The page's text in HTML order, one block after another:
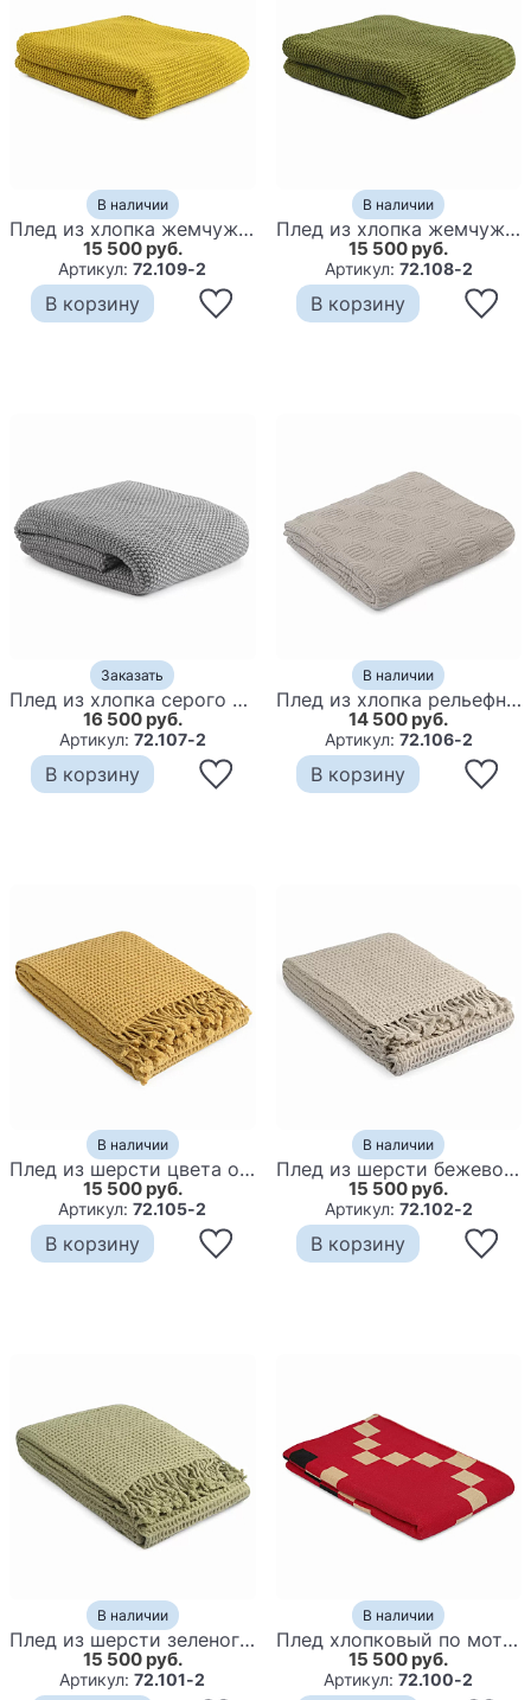
В наличии
Плед из хлопка жемчужной вязки горчичного цвета Waffle Comfort
15 500 руб.
Артикул:72.109-2
В корзину
В наличии
Плед из хлопка жемчужной вязки оливкового цвета Waffle Comfort
15 500 руб.
Артикул: 72.108-2
В корзину
Заказать
Плед из хлопка серого цвета Waffle Comfort
16 500 руб.
Артикул: 72.107-2
В корзину
В наличии
Плед из хлопка рельефной вязки бежево-серого цвета Waffle Comfort
14 500 руб.
Артикул: 72.106-2
В корзину
В наличии
Плед из шерсти цвета охры с бахарамой Waffle Comfort
15 500 руб.
Артикул:72.105-2
В корзину
В наличии
Плед из шерсти бежевого цвета с бахромой Waffle Comfort
15 500 руб.
Артикул: 72.102-2
В корзину
В наличии
Плед из шерсти зеленого цвета с бахромой Waffle Comfort
15 500 руб.
Артикул:72.101-2
В наличии
Плед хлопковый по мотивам башкирских орнаментов Ural and Siberian Patterns
15 500 руб.
Артикул:72.100-2